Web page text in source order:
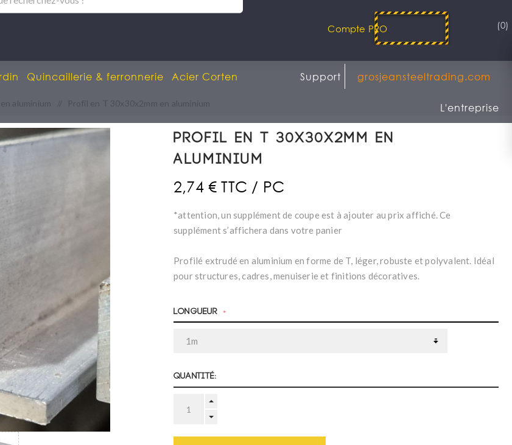
Compte PRO (0)
Quincaillerie & ferronnerie Acier Corten grosjeansteeltrading.com
Support
L'entreprise
aluminium Profil en T 30x30x2mm en aluminium
Profil en T 30x30x2mm en
aluminium
2,74 € TTC / PC
*attention, un supplément de coupe est à ajouter au prix affiché. Ce
supplément s’affichera dans votre panier
Profilé extrudé en aluminium en forme de T, léger, robuste et polyvalent. Idéal
pour structures, cadres, menuiserie et finitions décoratives.
Longueur *
Quantité: